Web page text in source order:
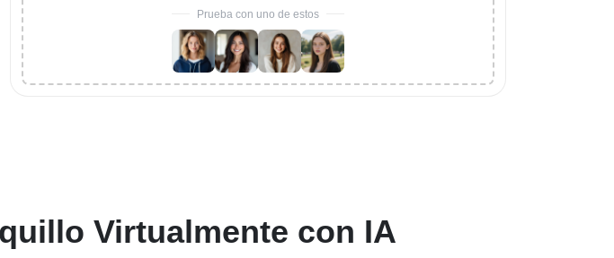
Prueba con uno de estos
Virtualmente con IA